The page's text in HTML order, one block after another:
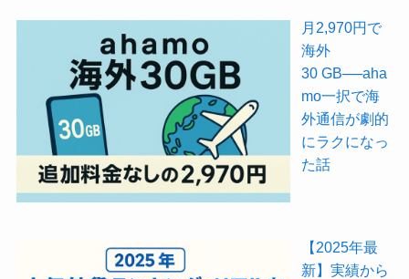
月2,970円で
海外
30 GB──aha
mo一択で海
外通信が劇的
にラクになっ
た話
【2025年最
新】実績から